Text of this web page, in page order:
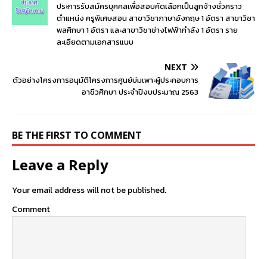
ประการรับสมัครบุคคลเพื่อสอบคัดเลือกเป็นลูกจ้างชั่วคราว
ตำแหน่ง ครูพิเศษสอน สาขาวิชาภาษาอังกฤษ 1 อัตรา สาขาวิชา
พลศึกษา 1 อัตรา และสาขาวิชาช่างไฟฟ้ากำลัง 1 อัตรา ราย
ละเอียดตามเอกสารแนบ
NEXT
ตัวอย่างโครงการอนุมัติโครงการศูนย์บ่มเพาะผู้ประกอบการ
อาชีวศึกษา ประจำปีงบประมาณ 2563
BE THE FIRST TO COMMENT
Leave a Reply
Your email address will not be published.
Comment